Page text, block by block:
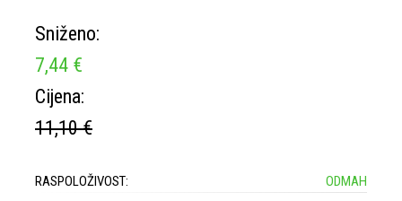
Sniženo:
7,44 €
Cijena:
11,10 €
RASPOLOŽIVOST:
ODMAH